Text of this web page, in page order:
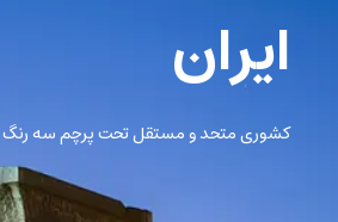
ایران
کشوری متحد و مستقل تحت پرچم سه